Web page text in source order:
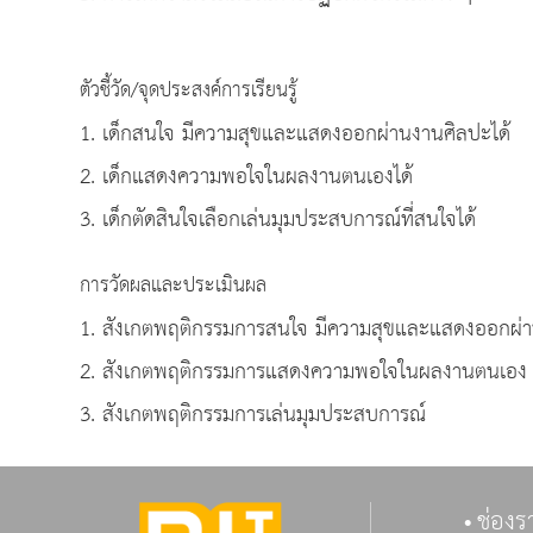
ตัวชี้วัด/จุดประสงค์การเรียนรู้
1. เด็กสนใจ มีความสุขและแสดงออกผ่านงานศิลปะได้
2. เด็กแสดงความพอใจในผลงานตนเองได้
3. เด็กตัดสินใจเลือกเล่นมุมประสบการณ์ที่สนใจได้
การวัดผลและประเมินผล
1. สังเกตพฤติกรรมการสนใจ มีความสุขและแสดงออกผ่
2. สังเกตพฤติกรรมการแสดงความพอใจในผลงานตนเอง
3. สังเกตพฤติกรรมการเล่นมุมประสบการณ์
ช่อง